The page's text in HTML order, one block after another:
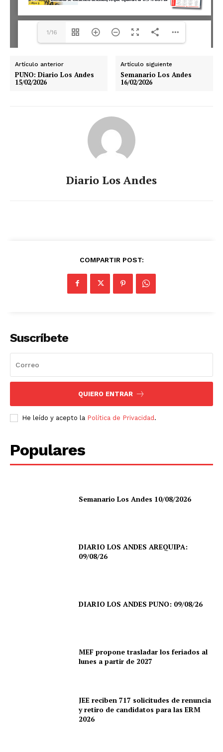
1/16
Artículo anterior
PUNO: Diario Los Andes
15/02/2026
Artículo siguiente
Semanario Los Andes
16/02/2026
Diario Los Andes
COMPARTIR POST:
Suscríbete
QUIERO ENTRAR
He leído y acepto la Política de Privacidad.
Populares
Semanario Los Andes 10/08/2026
DIARIO LOS ANDES AREQUIPA:
09/08/26
DIARIO LOS ANDES PUNO: 09/08/26
MEF propone trasladar los feriados al
lunes a partir de 2027
JEE reciben 717 solicitudes de renuncia
y retiro de candidatos para las ERM
2026